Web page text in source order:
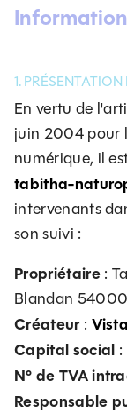
1. PRÉSENTATION
En vertu de
juin 2004 pour
numérique, il
tabitha-
intervenants
son suivi :
Propriétaire:
Blandan
Créateur:
Capital social :
N° de TVA
Responsable